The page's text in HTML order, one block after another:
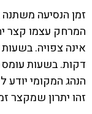
זמן הנסיעה
הנהג המקומי
זהו יתרון שמקצר